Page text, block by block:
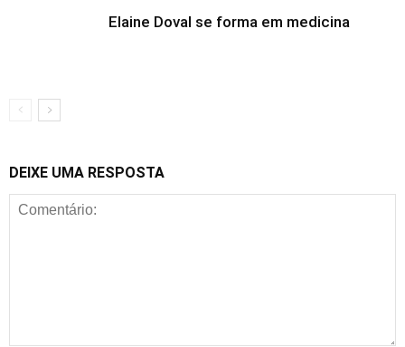
Elaine Doval se forma em medicina
DEIXE UMA RESPOSTA